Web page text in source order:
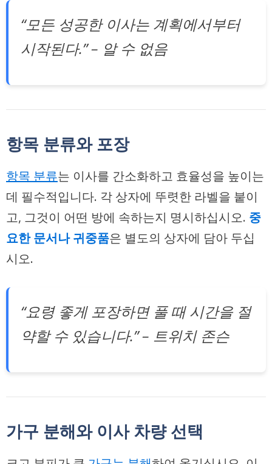
“모든 성공한 이사는 계획에서부터
시작된다.” – 알 수 없음
항목 분류와 포장
항목 분류는 이사를 간소화하고 효율성을 높이는
데 필수적입니다. 각 상자에 뚜렷한 라벨을 붙이
고, 그것이 어떤 방에 속하는지 명시하십시오. 중
요한 문서나 귀중품은 별도의 상자에 담아 두십
시오.
“요령 좋게 포장하면 풀 때 시간을 절
약할 수 있습니다.” – 트위치 존슨
가구 분해와 이사 차량 선택